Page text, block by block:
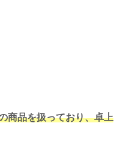
商品を扱っており、卓上